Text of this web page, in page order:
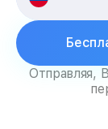
Отправляя,